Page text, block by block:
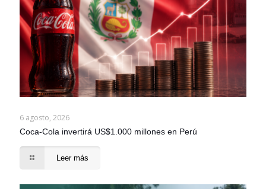
6 agosto, 2026
Coca-Cola invertirá US$1.000 millones en Perú
Leer más